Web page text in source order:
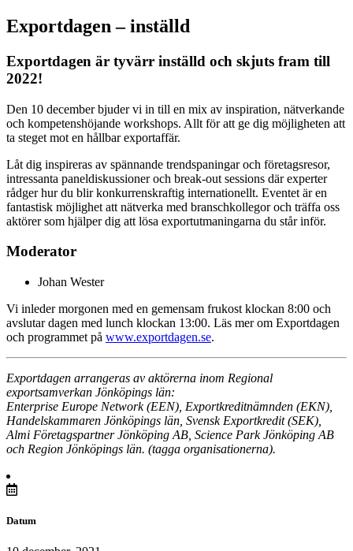
Exportdagen – inställd
Exportdagen är tyvärr inställd och skjuts fram till
2022!
Den 10 december bjuder vi in till en mix av inspiration, nätverkande
och kompetenshöjande workshops. Allt för att ge dig möjligheten att
ta steget mot en hållbar exportaffär.
Låt dig inspireras av spännande trendspaningar och företagsresor,
intressanta paneldiskussioner och break-out sessions där experter
rådger hur du blir konkurrenskraftig internationellt. Eventet är en
fantastisk möjlighet att nätverka med branschkollegor och träffa oss
aktörer som hjälper dig att lösa exportutmaningarna du står inför.
Moderator
Johan Wester
Vi inleder morgonen med en gemensam frukost klockan 8:00 och
avslutar dagen med lunch klockan 13:00. Läs mer om Exportdagen
och programmet på www.exportdagen.se.
Exportdagen arrangeras av aktörerna inom Regional
exportsamverkan Jönköpings län:
Enterprise Europe Network (EEN), Exportkreditnämnden (EKN),
Handelskammaren Jönköpings län, Svensk Exportkredit (SEK),
Almi Företagspartner Jönköping AB, Science Park Jönköping AB
och Region Jönköpings län. (tagga organisationerna).
Datum